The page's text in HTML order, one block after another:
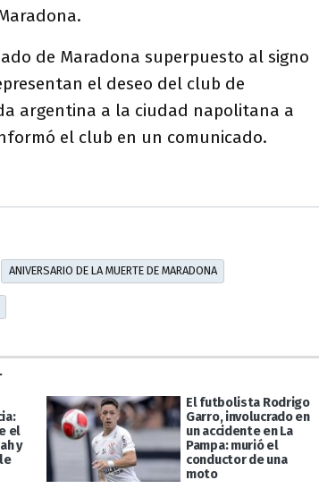
de Maradona superpuesto al signo
el deseo del club de
argentina a la ciudad napolitana a
el club en un comunicado.
ANIVERSARIO DE LA MUERTE DE MARADONA
el
y
El futbolista Rodrigo
Garro, involucrado en
un accidente en La
Pampa: murió el
conductor de una
moto